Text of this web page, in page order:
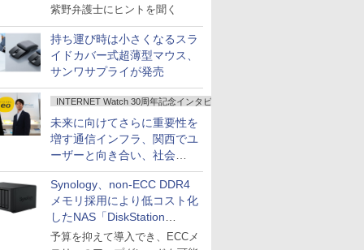
紫野弁護士にヒントを聞く
持ち運び時は小さくなるスラ
イドカバー式超薄型マウス、
サンワサプライが発売
INTERNET Watch 30周年記念インタビュー
未来に向けてさらに重要性を
増す通信インフラ、関西でユ
ーザーと向き合い、社会
の“あたらしい”を起動し続け
る～オプテージ
Synology、non-ECC DDR4
メモリ採用により低コスト化
したNAS「DiskStation
neo+」シリーズ
予算を抑えて導入でき、ECCメ